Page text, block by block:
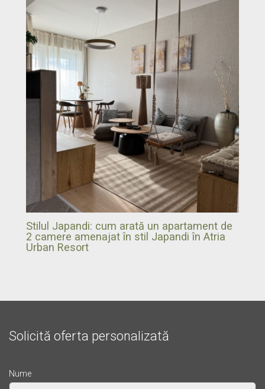
Stilul Japandi: cum arată un apartament de
2 camere amenajat în stil Japandi în Atria
Urban Resort
Solicită oferta personalizată
Nume